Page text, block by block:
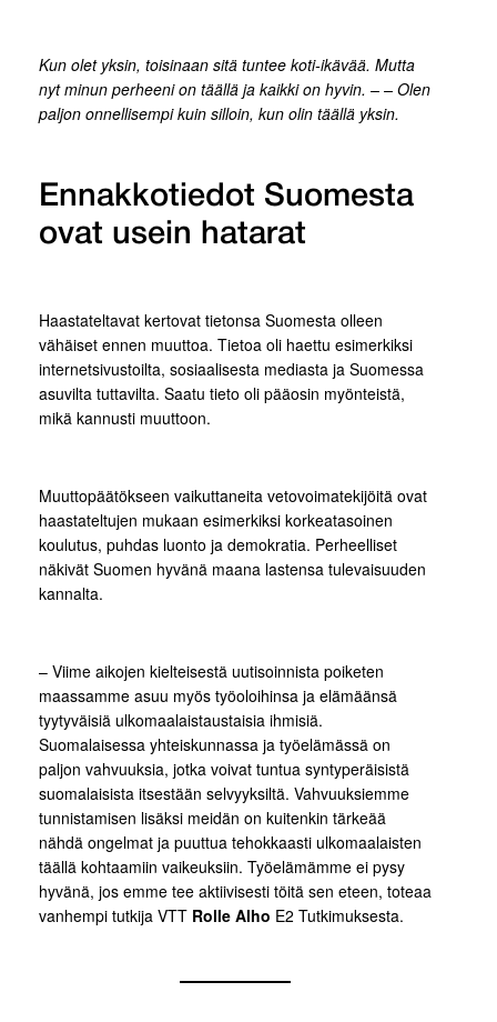
Kun olet yksin, toisinaan sitä tuntee koti-ikävää. Mutta
nyt minun perheeni on täällä ja kaikki on hyvin. – – Olen
paljon onnellisempi kuin silloin, kun olin täällä yksin.
Ennakkotiedot Suomesta
ovat usein hatarat
Haastateltavat kertovat tietonsa Suomesta olleen
vähäiset ennen muuttoa. Tietoa oli haettu esimerkiksi
internetsivustoilta, sosiaalisesta mediasta ja Suomessa
asuvilta tuttavilta. Saatu tieto oli pääosin myönteistä,
mikä kannusti muuttoon.
Muuttopäätökseen vaikuttaneita vetovoimatekijöitä ovat
haastateltujen mukaan esimerkiksi korkeatasoinen
koulutus, puhdas luonto ja demokratia. Perheelliset
näkivät Suomen hyvänä maana lastensa tulevaisuuden
kannalta.
– Viime aikojen kielteisestä uutisoinnista poiketen
maassamme asuu myös työoloihinsa ja elämäänsä
tyytyväisiä ulkomaalaistaustaisia ihmisiä.
Suomalaisessa yhteiskunnassa ja työelämässä on
paljon vahvuuksia, jotka voivat tuntua syntyperäisistä
suomalaisista itsestään selvyyksiltä. Vahvuuksiemme
tunnistamisen lisäksi meidän on kuitenkin tärkeää
nähdä ongelmat ja puuttua tehokkaasti ulkomaalaisten
täällä kohtaamiin vaikeuksiin. Työelämämme ei pysy
hyvänä, jos emme tee aktiivisesti töitä sen eteen, toteaa
vanhempi tutkija VTT Rolle Alho E2 Tutkimuksesta.